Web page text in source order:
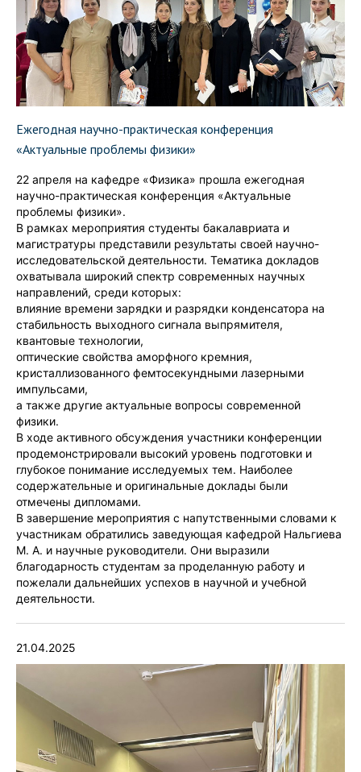
Ежегодная научно-практическая конференция
«Актуальные проблемы физики»
22 апреля на кафедре «Физика» прошла ежегодная
научно-практическая конференция «Актуальные
проблемы физики».
В рамках мероприятия студенты бакалавриата и
магистратуры представили результаты своей научно-
исследовательской деятельности. Тематика докладов
охватывала широкий спектр современных научных
направлений, среди которых:
влияние времени зарядки и разрядки конденсатора на
стабильность выходного сигнала выпрямителя,
квантовые технологии,
оптические свойства аморфного кремния,
кристаллизованного фемтосекундными лазерными
импульсами,
а также другие актуальные вопросы современной
физики.
В ходе активного обсуждения участники конференции
продемонстрировали высокий уровень подготовки и
глубокое понимание исследуемых тем. Наиболее
содержательные и оригинальные доклады были
отмечены дипломами.
В завершение мероприятия с напутственными словами к
участникам обратились заведующая кафедрой Нальгиева
М. А. и научные руководители. Они выразили
благодарность студентам за проделанную работу и
пожелали дальнейших успехов в научной и учебной
деятельности.
21.04.2025